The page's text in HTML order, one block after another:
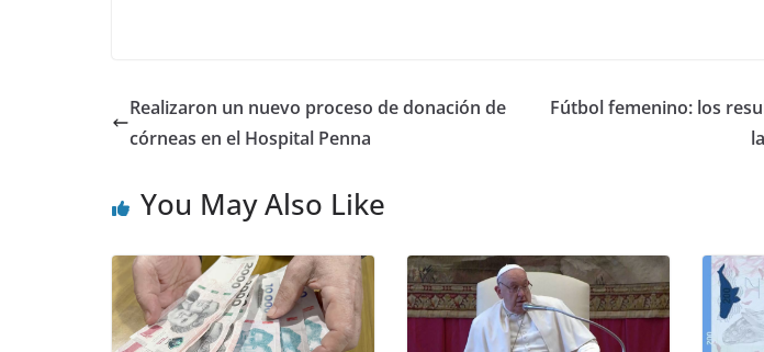
Realizaron un nuevo proceso de donación de
córneas en el Hospital Penna
Fútbol femenino: los
You May Also Like